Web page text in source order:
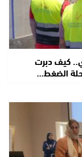
كيف دبرت
الضغط…